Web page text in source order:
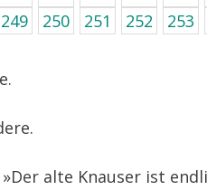
249 250 251 252 253
alte Knauser ist